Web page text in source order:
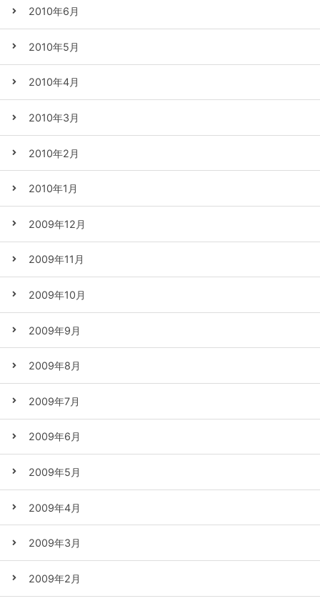
2010年6月
2010年5月
2010年4月
2010年3月
2010年2月
2010年1月
2009年12月
2009年11月
2009年10月
2009年9月
2009年8月
2009年7月
2009年6月
2009年5月
2009年4月
2009年3月
2009年2月